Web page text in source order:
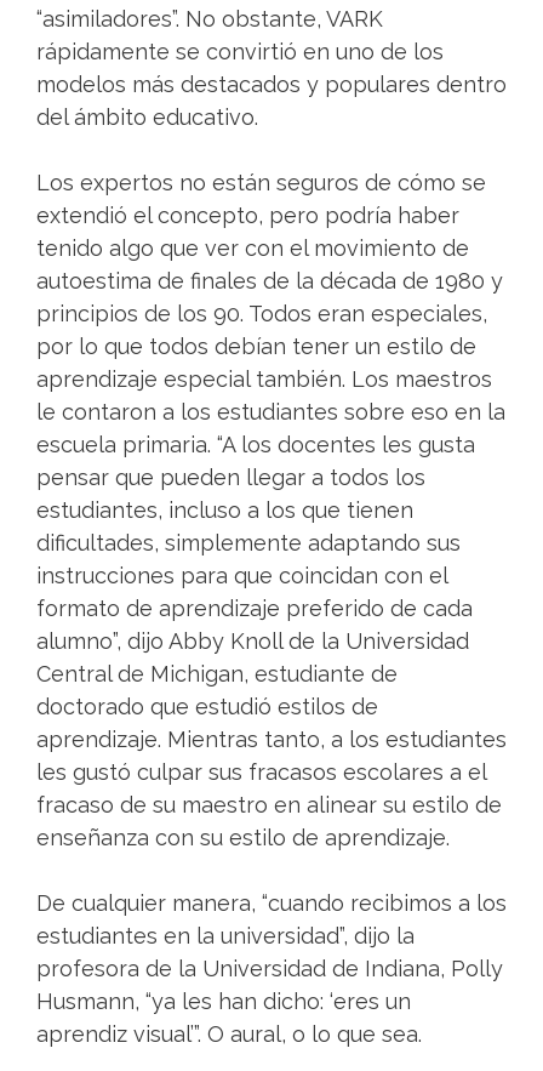
“asimiladores”. No obstante, VARK
rápidamente se convirtió en uno de los
modelos más destacados y populares dentro
del ámbito educativo.
Los expertos no están seguros de cómo se
extendió el concepto, pero podría haber
tenido algo que ver con el movimiento de
autoestima de finales de la década de 1980 y
principios de los 90. Todos eran especiales,
por lo que todos debían tener un estilo de
aprendizaje especial también. Los maestros
le contaron a los estudiantes sobre eso en la
escuela primaria. “A los docentes les gusta
pensar que pueden llegar a todos los
estudiantes, incluso a los que tienen
dificultades, simplemente adaptando sus
instrucciones para que coincidan con el
formato de aprendizaje preferido de cada
alumno”, dijo Abby Knoll de la Universidad
Central de Michigan, estudiante de
doctorado que estudió estilos de
aprendizaje. Mientras tanto, a los estudiantes
les gustó culpar sus fracasos escolares a el
fracaso de su maestro en alinear su estilo de
enseñanza con su estilo de aprendizaje.
De cualquier manera, “cuando recibimos a los
estudiantes en la universidad”, dijo la
profesora de la Universidad de Indiana, Polly
Husmann, “ya les han dicho: ‘eres un
aprendiz visual’”. O aural, o lo que sea.